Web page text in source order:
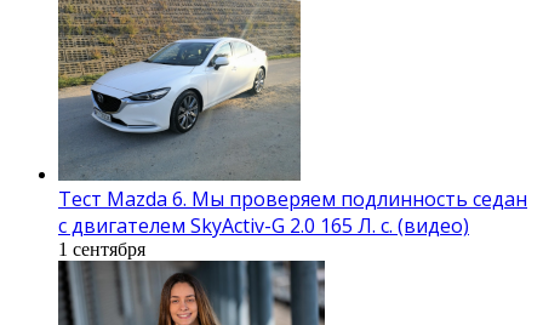
Тест Mazda 6. Мы проверяем подлинность седан
с двигателем SkyActiv-G 2.0 165 Л. с. (видео)
1 сентября